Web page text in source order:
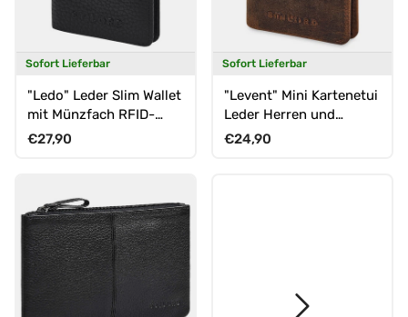
Sofort Lieferbar
"Ledo" Leder Slim Wallet
mit Münzfach RFID-
Schutz 10 Kartenfächer
Normaler Preis
€27,90
Sofort Lieferbar
"Levent" Mini Kartenetui
Leder Herren und
Damen
Normaler Preis
€24,90